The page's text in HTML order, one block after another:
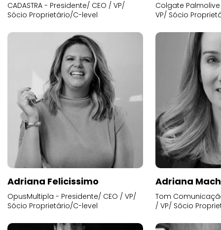
CADASTRA - Presidente/ CEO / VP/
Sócio Proprietário/C-level
Colgate
VP/ Sócio
Adriana Felicissimo
OpusMultipla - Presidente/ CEO / VP/
Sócio Proprietário/C-level
Adriana
Tom
/ VP/ Sócio